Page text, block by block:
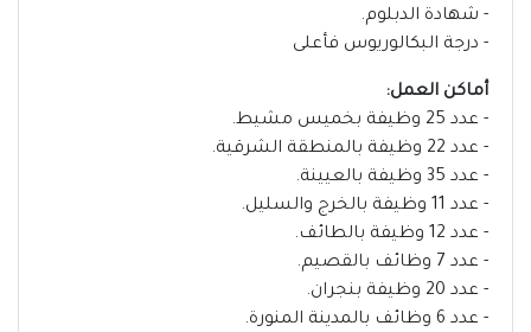
- شهادة الدبلوم.
- درجة البكالوريوس فأعلى
أماكن العمل:
- عدد 25 وظيفة بخميس مشيط.
- عدد 22 وظيفة بالمنطقة الشرقية.
- عدد 35 وظيفة بالعيينة.
- عدد 11 وظيفة بالخرج والسليل.
- عدد 12 وظيفة بالطائف.
- عدد 7 وظائف بالقصيم.
- عدد 20 وظيفة بنجران.
- عدد 6 وظائف بالمدينة المنورة.